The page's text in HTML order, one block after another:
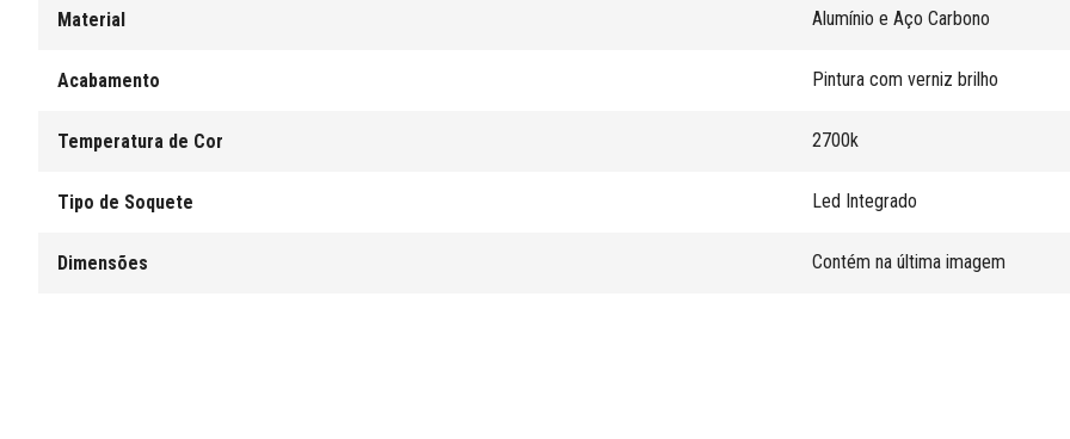
Material Alumínio e Aço Carbono
Acabamento Pintura com verniz brilho
Temperatura de Cor 2700k
Tipo de Soquete Led Integrado
Dimensões Contém na última imagem